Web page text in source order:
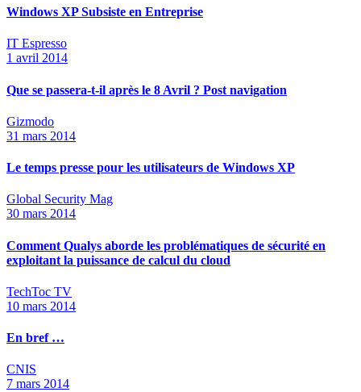
Windows XP Subsiste en Entreprise
IT Espresso
1 avril 2014
Que se passera-t-il après le 8 Avril ? Post navigation
Gizmodo
31 mars 2014
Le temps presse pour les utilisateurs de Windows XP
Global Security Mag
30 mars 2014
Comment Qualys aborde les problématiques de sécurité en
exploitant la puissance de calcul du cloud
TechToc TV
10 mars 2014
En bref …
CNIS
7 mars 2014